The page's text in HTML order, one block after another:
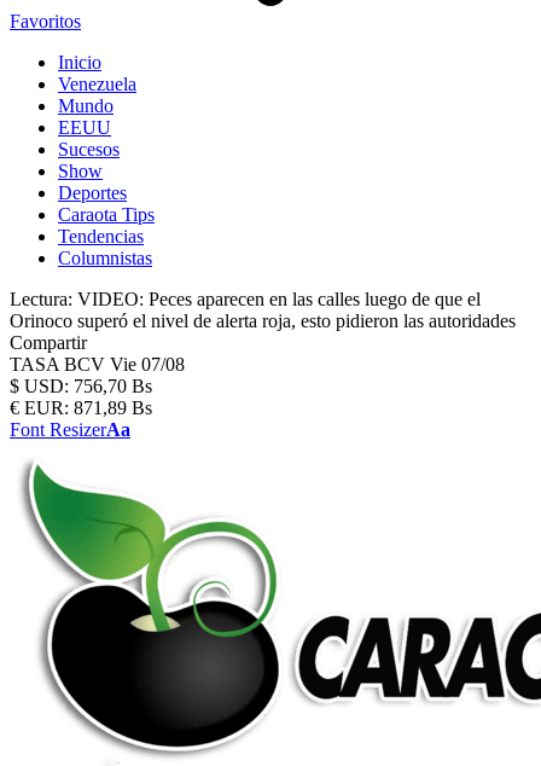
Favoritos
Inicio
Venezuela
Mundo
EEUU
Sucesos
Show
Deportes
Caraota Tips
Tendencias
Columnistas
Lectura: VIDEO: Peces aparecen en las calles luego de que el
Orinoco superó el nivel de alerta roja, esto pidieron las autoridades
Compartir
TASA BCV Vie 07/08
$ USD: 756,70 Bs
€ EUR: 871,89 Bs
Font ResizerAa